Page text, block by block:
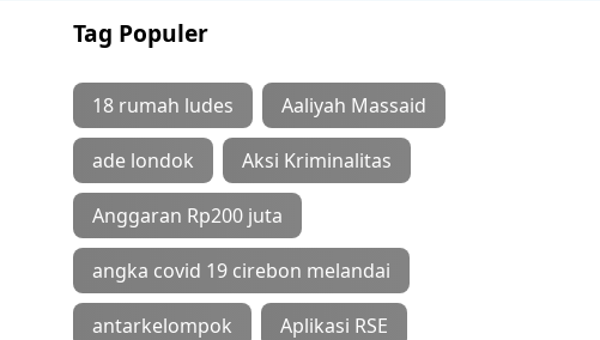
Tag Populer
18 rumah ludes Aaliyah Massaid
ade londok Aksi Kriminalitas
Anggaran Rp200 juta
angka covid 19 cirebon melandai
antarkelompok Aplikasi RSE